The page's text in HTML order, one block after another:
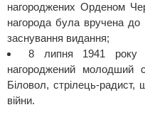
нагороджених Орденом
нагорода була вручена до
заснування видання;
8 липня 1941 року
нагороджений молодший
Біловол, стрілець-
війни.